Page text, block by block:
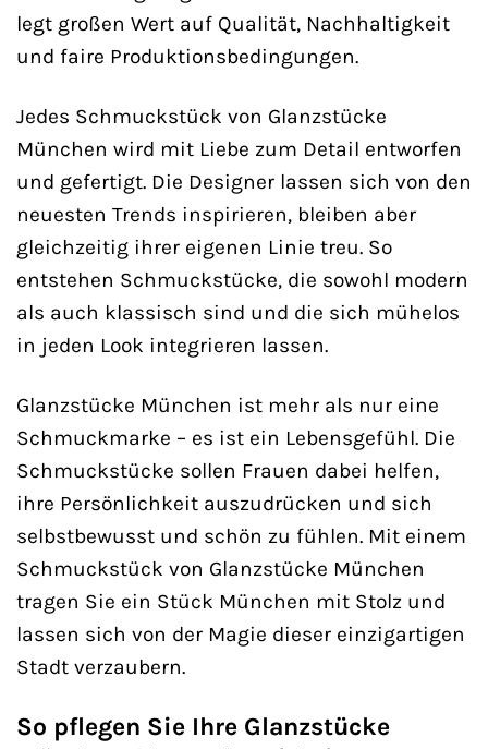
legt großen Wert auf Qualität, Nachhaltigkeit
und faire Produktionsbedingungen.
Jedes Schmuckstück von Glanzstücke
München wird mit Liebe zum Detail entworfen
und gefertigt. Die Designer lassen sich von den
neuesten Trends inspirieren, bleiben aber
gleichzeitig ihrer eigenen Linie treu. So
entstehen Schmuckstücke, die sowohl modern
als auch klassisch sind und die sich mühelos
in jeden Look integrieren lassen.
Glanzstücke München ist mehr als nur eine
Schmuckmarke – es ist ein Lebensgefühl. Die
Schmuckstücke sollen Frauen dabei helfen,
ihre Persönlichkeit auszudrücken und sich
selbstbewusst und schön zu fühlen. Mit einem
Schmuckstück von Glanzstücke München
tragen Sie ein Stück München mit Stolz und
lassen sich von der Magie dieser einzigartigen
Stadt verzaubern.
So pflegen Sie Ihre Glanzstücke